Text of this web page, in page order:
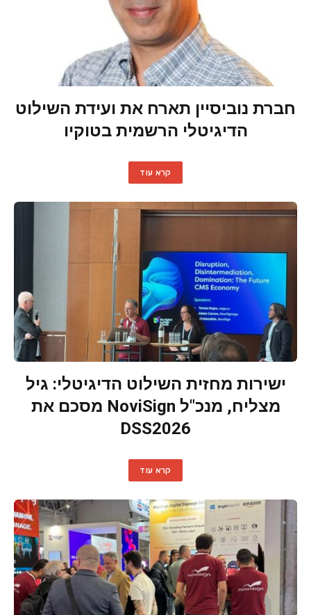
חברת נוביסיין תארח את ועידת השילוט
הדיגיטלי הרשמית בטוקיו
קרא עוד
ישירות מחזית השילוט הדיגיטלי: גיל
מצליח, מנכ"ל NoviSign מסכם את
DSS2026
קרא עוד